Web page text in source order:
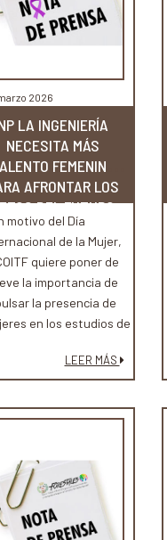
2026
LA INGENIERÍA
NECESITA MÁS
FEMENINO
AFRONTAR LOS
DEL FUTURO
motivo del Día
de la Mujer,
quiere poner de
la importancia de
la presencia de
en los estudios de
para abordar
de los principales
de nuestra
la prevención y
de incendios
la conservación
la biodiversidad o la
LEER MÁS